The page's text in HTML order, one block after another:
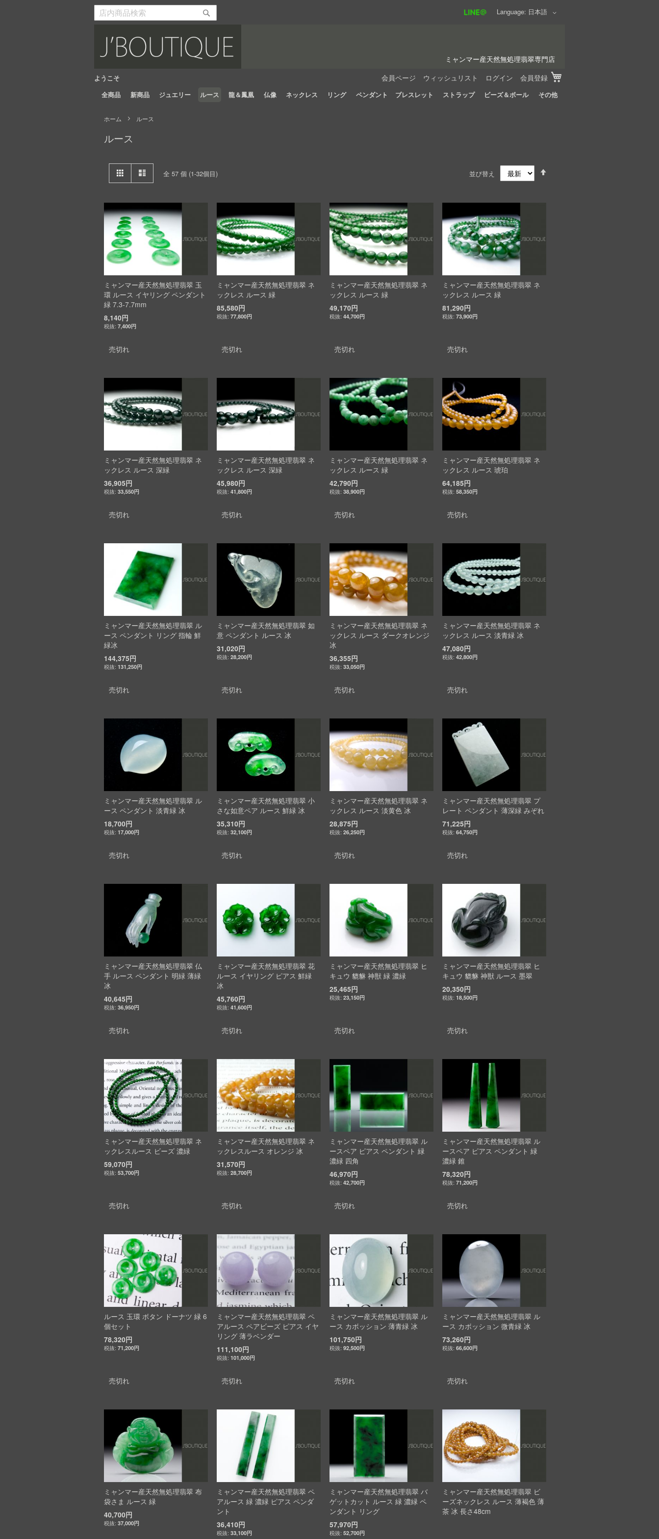
Language
日本語
会員ページ ウィッシュリスト ログイン 会員登録
Skip
ミャンマー産天然無処理翡翠専門店
ようこそ
検
検
始
全商品 新商品 ジュエリー ルース 龍＆鳳凰 仏像 ネックレス リング ペンダント ブレスレット ストラップ ビーズ＆ボール その他
ホーム ルース
ルース
View
ッ ト
全 57 個 (1-32個目) 並び替え
ミャンマー産天然無処理翡翠 玉
環 ルース イヤリング ペンダント
緑 7.3-7.7mm
8,140円
7,400円
売切れ
ミャンマー産天然無処理翡翠 ネ
ックレス ルース 緑
85,580円
77,800円
売切れ
ミャンマー産天然無処理翡翠 ネ
ックレス ルース 緑
49,170円
44,700円
売切れ
ミャンマー産天然無処理翡翠 ネ
ックレス ルース 緑
81,290円
73,900円
売切れ
ミャンマー産天然無処理翡翠 ネ
ックレス ルース 深緑
36,905円
33,550円
売切れ
ミャンマー産天然無処理翡翠 ネ
ックレス ルース 深緑
45,980円
41,800円
売切れ
ミャンマー産天然無処理翡翠 ネ
ックレス ルース 緑
42,790円
38,900円
売切れ
ミャンマー産天然無処理翡翠 ネ
ックレス ルース 琥珀
64,185円
58,350円
売切れ
ミャンマー産天然無処理翡翠 ル
ース ペンダント リング 指輪 鮮
緑冰
144,375円
131,250円
売切れ
ミャンマー産天然無処理翡翠 如
意 ペンダント ルース 冰
31,020円
28,200円
売切れ
ミャンマー産天然無処理翡翠 ネ
ックレス ルース ダークオレンジ
冰
36,355円
33,050円
売切れ
ミャンマー産天然無処理翡翠 ネ
ックレス ルース 淡青緑 冰
47,080円
42,800円
売切れ
ミャンマー産天然無処理翡翠 ル
ース ペンダント 淡青緑 冰
18,700円
17,000円
売切れ
ミャンマー産天然無処理翡翠 小
さな如意ペア ルース 鮮緑 冰
35,310円
32,100円
売切れ
ミャンマー産天然無処理翡翠 ネ
ックレス ルース 淡黄色 冰
28,875円
26,250円
売切れ
ミャンマー産天然無処理翡翠 プ
レート ペンダント 薄深緑 みぞれ
71,225円
64,750円
売切れ
ミャンマー産天然無処理翡翠 仏
手 ルース ペンダント 明緑 薄緑
冰
40,645円
36,950円
売切れ
ミャンマー産天然無処理翡翠 花
ルース イヤリング ピアス 鮮緑
冰
45,760円
41,600円
売切れ
ミャンマー産天然無処理翡翠 ヒ
キュウ 貔貅 神獣 緑 濃緑
25,465円
23,150円
売切れ
ミャンマー産天然無処理翡翠 ヒ
キュウ 貔貅 神獣 ルース 墨翠
20,350円
18,500円
売切れ
ミャンマー産天然無処理翡翠 ネ
ックレスルース ビーズ 濃緑
59,070円
53,700円
売切れ
ミャンマー産天然無処理翡翠 ネ
ックレスルース オレンジ 冰
31,570円
28,700円
売切れ
ミャンマー産天然無処理翡翠 ル
ースペア ピアス ペンダント 緑
濃緑 四角
46,970円
42,700円
売切れ
ミャンマー産天然無処理翡翠 ル
ースペア ピアス ペンダント 緑
濃緑 錐
78,320円
71,200円
売切れ
ルース 玉環 ボタン ドーナツ 緑 6
個セット
78,320円
71,200円
売切れ
ミャンマー産天然無処理翡翠 ペ
アルース ペアビーズ ピアス イヤ
リング 薄ラベンダー
111,100円
101,000円
売切れ
ミャンマー産天然無処理翡翠 ル
ース カボッション 薄青緑 冰
101,750円
92,500円
売切れ
ミャンマー産天然無処理翡翠 ル
ース カボッション 微青緑 冰
73,260円
66,600円
売切れ
ミャンマー産天然無処理翡翠 布
袋さま ルース 緑
40,700円
37,000円
ミャンマー産天然無処理翡翠 ペ
アルース 緑 濃緑 ピアス ペンダ
ント
36,410円
33,100円
ミャンマー産天然無処理翡翠 バ
ゲットカット ルース 緑 濃緑 ペ
ンダント リング
57,970円
52,700円
ミャンマー産天然無処理翡翠 ビ
ーズネックレス ルース 薄褐色 薄
茶 冰 長さ48cm